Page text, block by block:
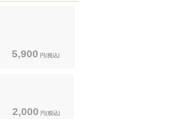
5,900 円(税込)
2,000 円(税込)